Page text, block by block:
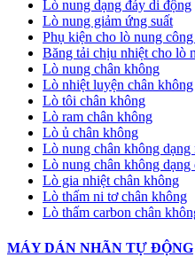
Lò nung dạng đáy di động
Lò nung giảm ứng suất
Phụ kiện cho lò nung
Băng tải chịu nhiệt cho lò
Lò nung chân không
Lò nhiệt luyện chân không
Lò tôi chân không
Lò ram chân không
Lò ủ chân không
Lò nung chân không dạng
Lò nung chân không dạng
Lò gia nhiệt chân không
Lò thấm ni tơ chân không
Lò thấm carbon chân
MÁY DÁN NHÃN TỰ ĐỘNG